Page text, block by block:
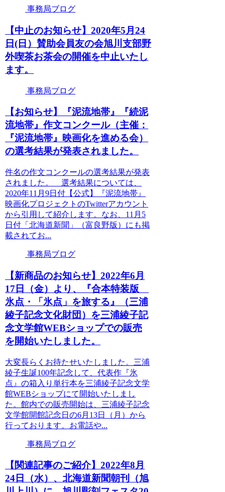
事務局ブログ
【中止のお知らせ】2020年5月24
日(日）賛助会員友の会旭川支部野
外喫茶お茶会の開催を中止いたし
ます。
事務局ブログ
【お知らせ】『泥流地帯』『続泥
流地帯』作文コンクール（主催：
『泥流地帯』映画化を進める会）
の選考結果が発表されました。
件名の作文コンクールの選考結果が発表
されました。 選考結果については、
2020年11月9日付【公式】『泥流地帯』
映画化プロジェクトのTwitterアカウント
から引用して紹介します。なお、11月5
日付「北海道新聞」（富良野版）にも掲
載されてお...
事務局ブログ
【新商品のお知らせ】2022年6月
17日（金）より、『合本特装版
氷点・「氷点」を旅する』（三浦
綾子記念文化財団）を三浦綾子記
念文学館WEBショップでの販売
を開始いたしました。
大変長らくお待たせいたしました。三浦
綾子生誕100年記念して、代表作『氷
点』の箱入り単行本を三浦綾子記念文学
館WEBショップにて開始いたしまし
た。館内での販売開始は、三浦綾子記念
文学館開館記念日の6月13日（月）から
行っております。お電話や...
事務局ブログ
【関連記事のご紹介】2022年8月
24日（水）、北海道新聞朝刊（旭